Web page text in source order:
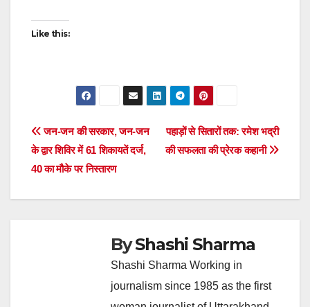
Like this:
Post
navigation
पहाड़ों से सितारों तक: रमेश भद्री
की सफलता की प्रेरक कहानी
जन-जन की सरकार, जन-जन
के द्वार शिविर में 61 शिकायतें दर्ज,
40 का मौके पर निस्तारण
ByShashi Sharma
Shashi Sharma Working in
journalism since 1985 as the first